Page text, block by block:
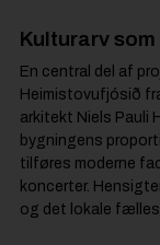
Kulturarv
En central del af
Heimistovufjósið
arkitekt Niels Pauli
bygningens
tilføres moderne
koncerter.
og det lokale